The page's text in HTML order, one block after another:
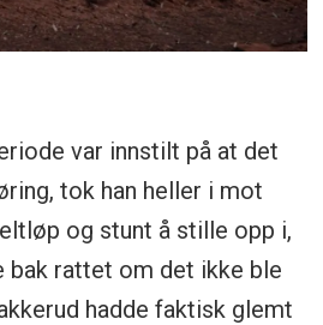
var innstilt på at det
tok han heller i mot
og stunt å stille opp i,
bak rattet om det ikke ble
hadde faktisk glemt